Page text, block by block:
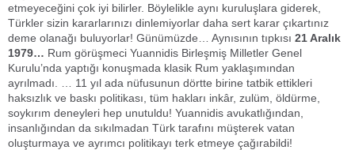
etmeyeceğini çok iyi bilirler. Böylelikle aynı kuruluşlara giderek,
Türkler sizin kararlarınızı dinlemiyorlar daha sert karar çıkartınız
deme olanağı buluyorlar! Günümüzde… Aynısının tıpkısı 21 Aralık
1979… Rum görüşmeci Yuannidis Birleşmiş Milletler Genel
Kurulu’nda yaptığı konuşmada klasik Rum yaklaşımından
ayrılmadı. … 11 yıl ada nüfusunun dörtte birine tatbik ettikleri
haksızlık ve baskı politikası, tüm hakları inkâr, zulüm, öldürme,
soykırım deneyleri hep unutuldu! Yuannidis avukatlığından,
insanlığından da sıkılmadan Türk tarafını müşterek vatan
oluşturmaya ve ayrımcı politikayı terk etmeye çağırabildi!